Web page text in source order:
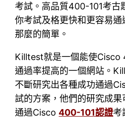
考試。高品質400-101考古
你考試及格更快和更容易
那麼的簡單。
Killtest就是一個能使Cisco
通過率提高的一個網站。
不斷研究出各種成功通過
試的方案，他們的研究成
通過Cisco400-101認證考